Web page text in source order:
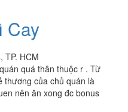
Cay
TP. HCM
quá thân thuộc r . Từ
thương của chủ quán là
nên ăn xong đc bonus